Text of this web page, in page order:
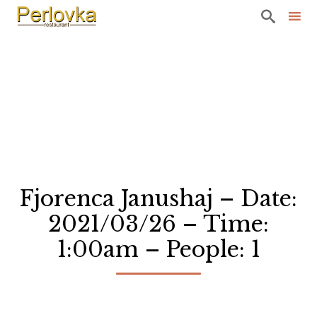

Fjorenca Janushaj – Date:
2021/03/26 – Time:
1:00am – People: 1